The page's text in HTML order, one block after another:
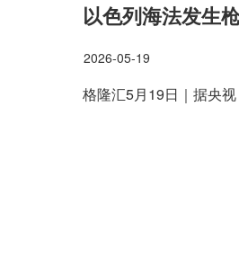
以色列海法发生
2026-05-19
格隆汇5月19日｜据央